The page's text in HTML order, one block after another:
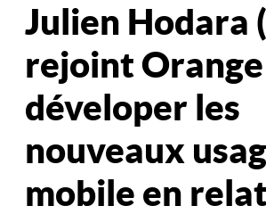
Julien Hodara
rejoint
déveloper les
nouveaux
mobile en